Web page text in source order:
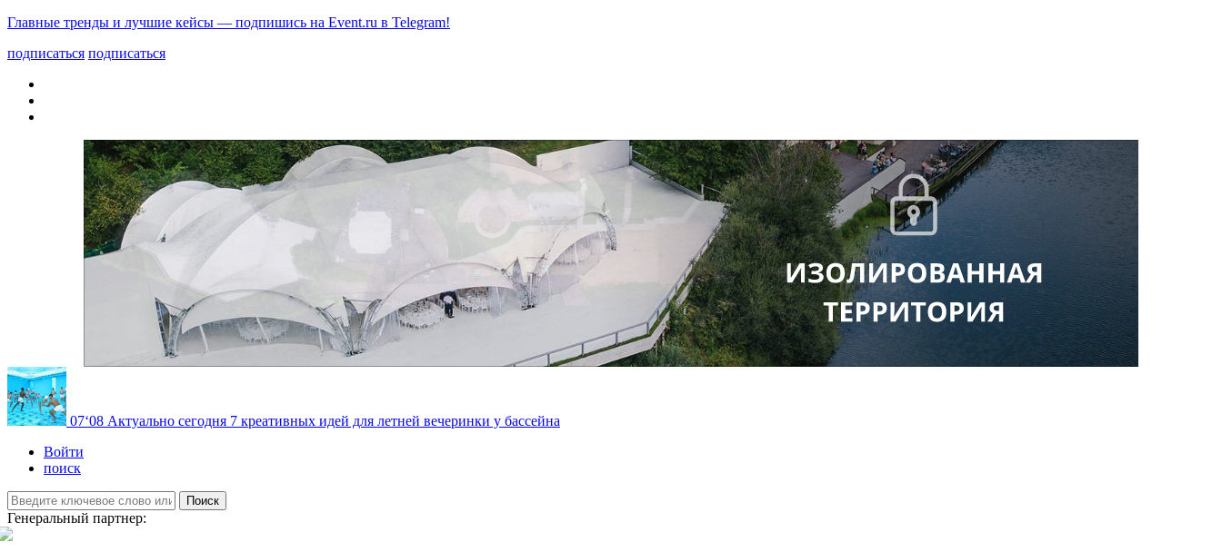
Главные тренды и лучшие кейсы — подпишись на Event.ru в Telegram!
подписаться подписаться
07‘08 Актуально сегодня 7 креативных идей для летней вечеринки у бассейна
Войти
поиск
Поиск
Генеральный партнер: